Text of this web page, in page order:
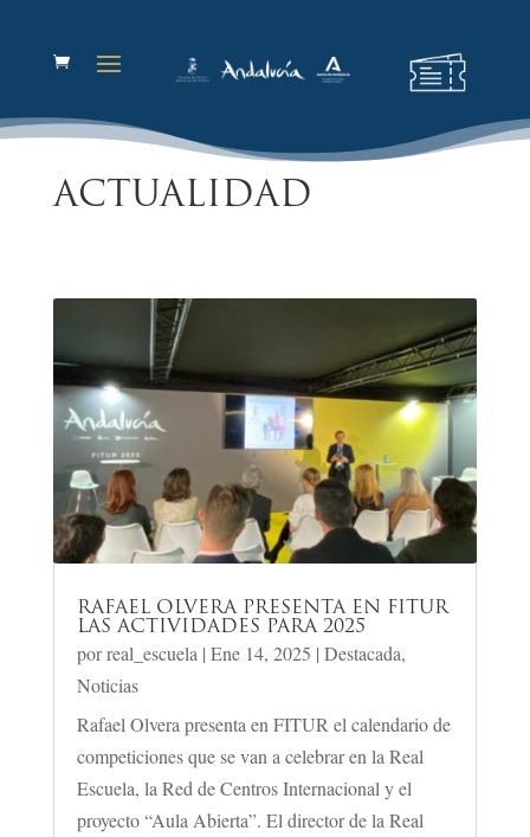
ACTUALIDAD
RAFAEL OLVERA PRESENTA EN FITUR
LAS ACTIVIDADES PARA 2025
porreal_escuela | Ene 14, 2025 | Destacada,
Noticias
Rafael Olvera presenta en FITUR el calendario de
competiciones que se van a celebrar en la Real
Escuela, la Red de Centros Internacional y el
proyecto “Aula Abierta”. El director de la Real